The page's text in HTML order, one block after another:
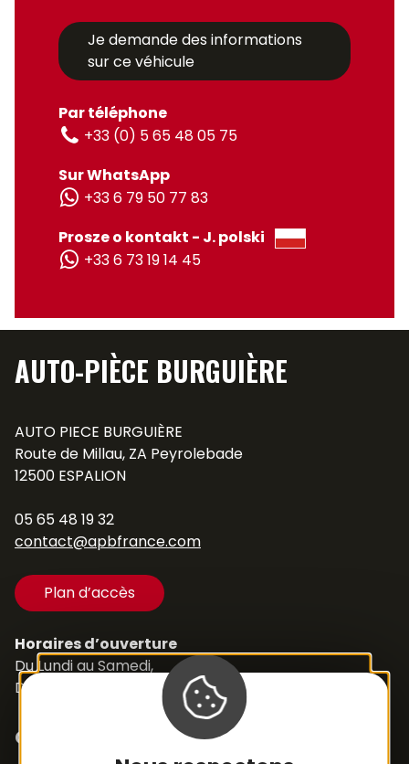
Je demande des informations
sur ce véhicule
Par téléphone
+33 (0) 5 65 48 05 75
Sur WhatsApp
+33 6 79 50 77 83
Prosze o kontakt - J. polski
+33 6 73 19 14 45
AUTO-PIÈCE BURGUIÈRE
AUTO PIECE BURGUIÈRE
Route de Millau, ZA Peyrolebade
12500 ESPALION
05 65 48 19 32
contact@apbfrance.com
Plan d’accès
Horaires d’ouverture
Du Lundi au Samedi,
De 8h30 à 12h et de 14h à 18h
Contacts